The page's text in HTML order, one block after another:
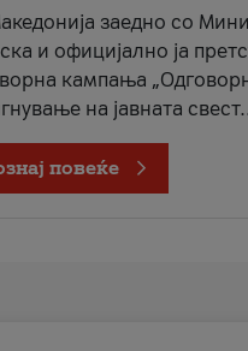
заедно со
и официјално ја
кампања
на јавната
повеќе